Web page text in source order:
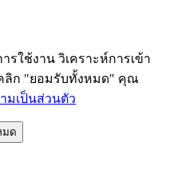
รใช้งาน วิเคราะห์การเข้า
ลิก "ยอมรับทั้งหมด" คุณ
มเป็นส่วนตัว
มด